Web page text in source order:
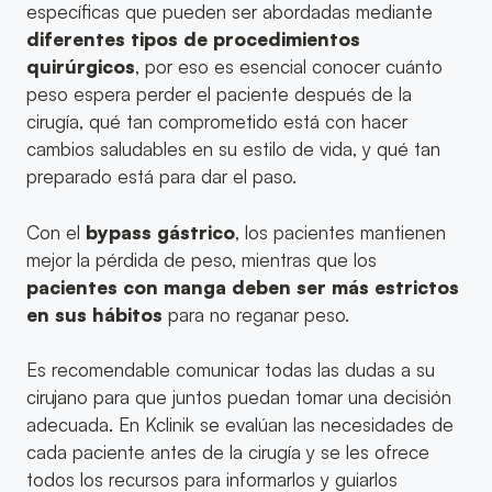
específicas que pueden ser abordadas mediante
diferentes tipos de procedimientos
quirúrgicos, por eso es esencial conocer cuánto
peso espera perder el paciente después de la
cirugía, qué tan comprometido está con hacer
cambios saludables en su estilo de vida, y qué tan
preparado está para dar el paso.
Con el bypass gástrico, los pacientes mantienen
mejor la pérdida de peso, mientras que los
pacientes con manga deben ser más estrictos
en sus hábitos para no reganar peso.
Es recomendable comunicar todas las dudas a su
cirujano para que juntos puedan tomar una decisión
adecuada. En Kclinik se evalúan las necesidades de
cada paciente antes de la cirugía y se les ofrece
todos los recursos para informarlos y guiarlos